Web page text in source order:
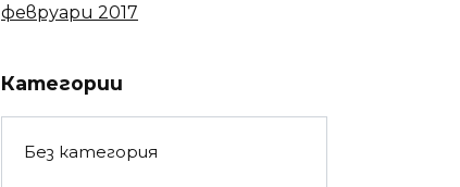
февруари 2017
Категории
Без категория